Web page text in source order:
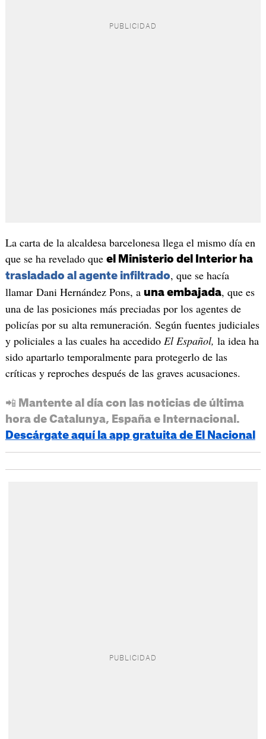
La carta de la alcaldesa barcelonesa llega el mismo día en
que se ha revelado que el Ministerio del Interior ha
trasladado al agente infiltrado, que se hacía
llamar Dani Hernández Pons, a una embajada, que es
una de las posiciones más preciadas por los agentes de
policías por su alta remuneración. Según fuentes judiciales
y policiales a las cuales ha accedido El Español, la idea ha
sido apartarlo temporalmente para protegerlo de las
críticas y reproches después de las graves acusaciones.
📲 Mantente al día con las noticias de última
hora de Catalunya, España e Internacional.
Descárgate aquí la app gratuita de El Nacional